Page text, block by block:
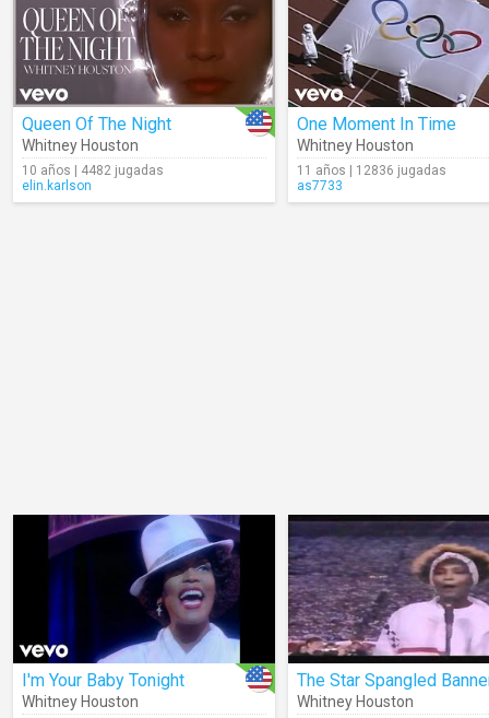
Queen Of The Night
Whitney Houston
10 años | 4482 jugadas
elin.karlson
One Moment In Time
Whitney Houston
11 años | 12836 jugadas
as7733
I'm Your Baby Tonight
Whitney Houston
The Star Spangled
Whitney Houston